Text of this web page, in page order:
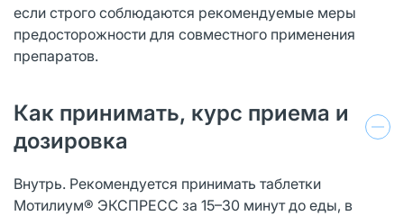
если строго соблюдаются рекомендуемые меры
предосторожности для совместного применения
препаратов.
Как принимать, курс приема и
дозировка
Внутрь. Рекомендуется принимать таблетки
Мотилиум® ЭКСПРЕСС за 15–30 минут до еды, в